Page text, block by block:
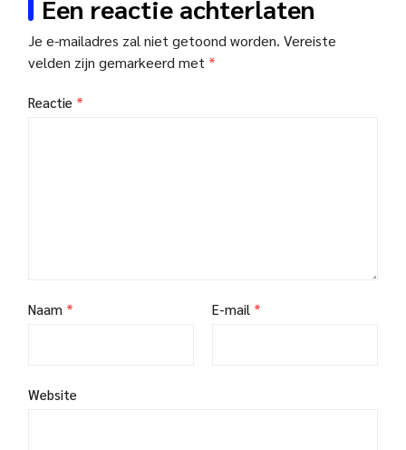
Een reactie achterlaten
Je e-mailadres zal niet getoond worden. Vereiste
velden zijn gemarkeerd met *
Reactie *
Naam * E-mail *
Website